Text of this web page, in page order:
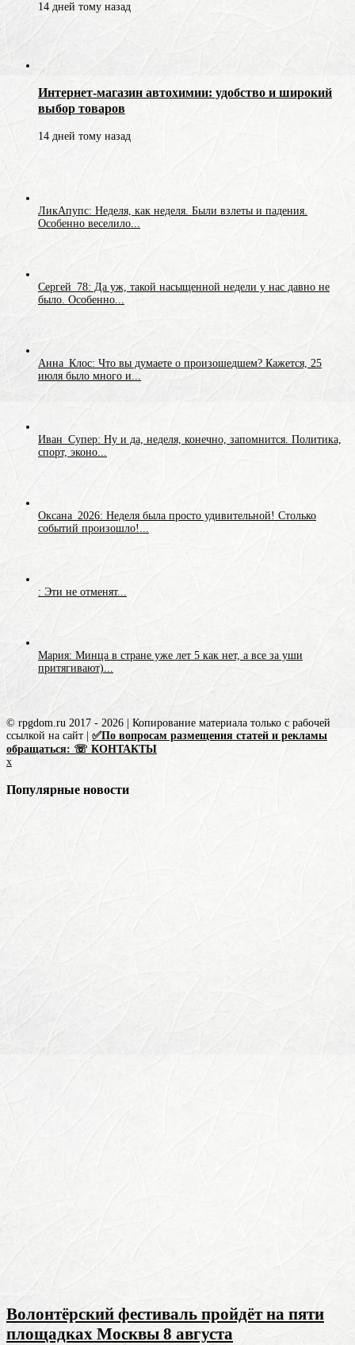
14 дней тому назад
Интернет-магазин автохимии: удобство и широкий
выбор товаров
14 дней тому назад
ЛикАпупс: Неделя, как неделя. Были взлеты и падения.
Особенно веселило...
Сергей_78: Да уж, такой насыщенной недели у нас давно не
было. Особенно...
Анна_Клос: Что вы думаете о произошедшем? Кажется, 25
июля было много и...
Иван_Супер: Ну и да, неделя, конечно, запомнится. Политика,
спорт, эконо...
Оксана_2026: Неделя была просто удивительной! Столько
событий произошло!...
: Эти не отменят...
Мария: Минца в стране уже лет 5 как нет, а все за уши
притягивают)...
© rpgdom.ru 2017 - 2026 | Копирование материала только с рабочей
ссылкой на сайт | ✅По вопросам размещения статей и рекламы
обращаться: ☏ КОНТАКТЫ
x
Популярные новости
Волонтёрский фестиваль пройдёт на пяти
площадках Москвы 8 августа